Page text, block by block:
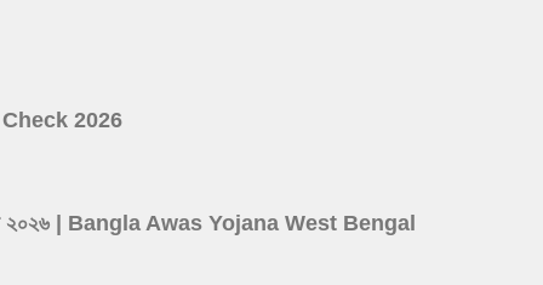
Check 2026
২০২৬ | Bangla Awas Yojana West Bengal